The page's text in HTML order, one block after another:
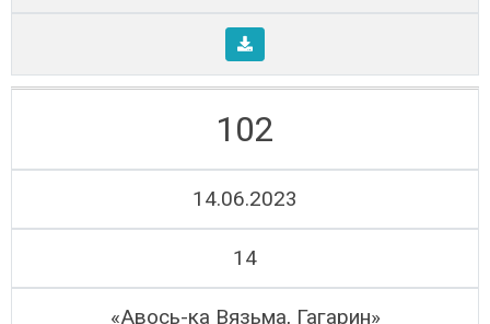
102
14.06.2023
14
«Авось-ка Вязьма, Гагарин»